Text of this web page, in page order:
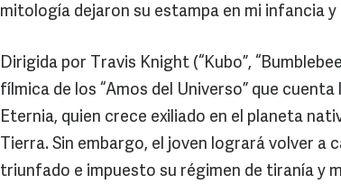
mitología dejaron su estampa en mi infancia
Dirigida por Travis Knight (“Kubo”,
fílmica de los “Amos del Universo” que
Eternia, quien crece exiliado en el planeta
Tierra. Sin embargo, el joven logrará volver a
triunfado e impuesto su régimen de tiranía y